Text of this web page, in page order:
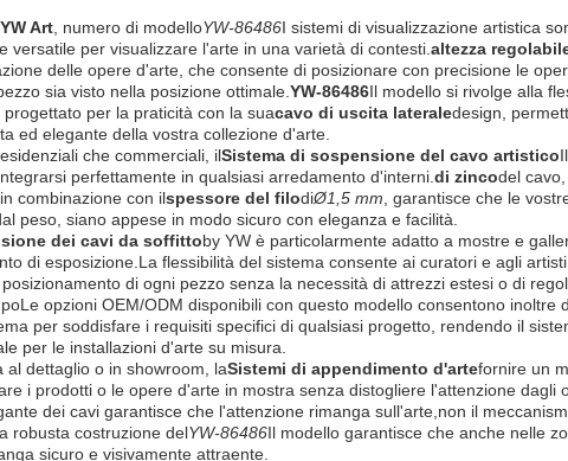
Art , numero di modelloYW-86486I sistemi di visualizzazione artistica
versatile per visualizzare l'arte in una varietà di contesti. altezza
delle opere d'arte, che consente di posizionare con precisione le
sia visto nella posizione ottimale. YW-86486Il modello si rivolge alla
per la praticità con la suacavo di uscita lateraledesign,
ed elegante della vostra collezione d'arte.
che commerciali, ilSistema di sospensione del cavo artistico
perfettamente in qualsiasi arredamento d'interni. di zincodel cavo,
, in combinazione con ilspessore del filodiØ1,5 mm , garantisce che le
peso, siano appese in modo sicuro con eleganza e facilità.
dei cavi da soffittoby YW è particolarmente adatto a mostre e
di esposizione.La flessibilità del sistema consente ai curatori e agli
di ogni pezzo senza la necessità di attrezzi estesi o di
opzioni OEM/ODM disponibili con questo modello consentono inoltre
per soddisfare i requisiti specifici di qualsiasi progetto, rendendo il
per le installazioni d'arte su misura.
al dettaglio o in showroom, laSistemi di appendimento d'artefornire un
i prodotti o le opere d'arte in mostra senza distogliere l'attenzione dagli
dei cavi garantisce che l'attenzione rimanga sull'arte,non il
robusta costruzione delYW-86486Il modello garantisce che anche nelle
sicuro e visivamente attraente.